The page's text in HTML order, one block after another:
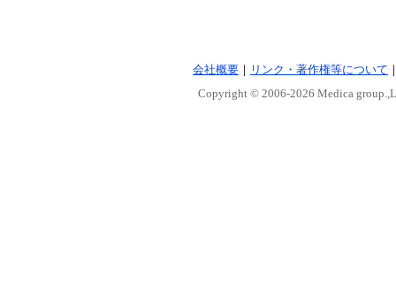
会社概要 ｜ リンク・著作権等について
Copyright © 2006-2026 Medica